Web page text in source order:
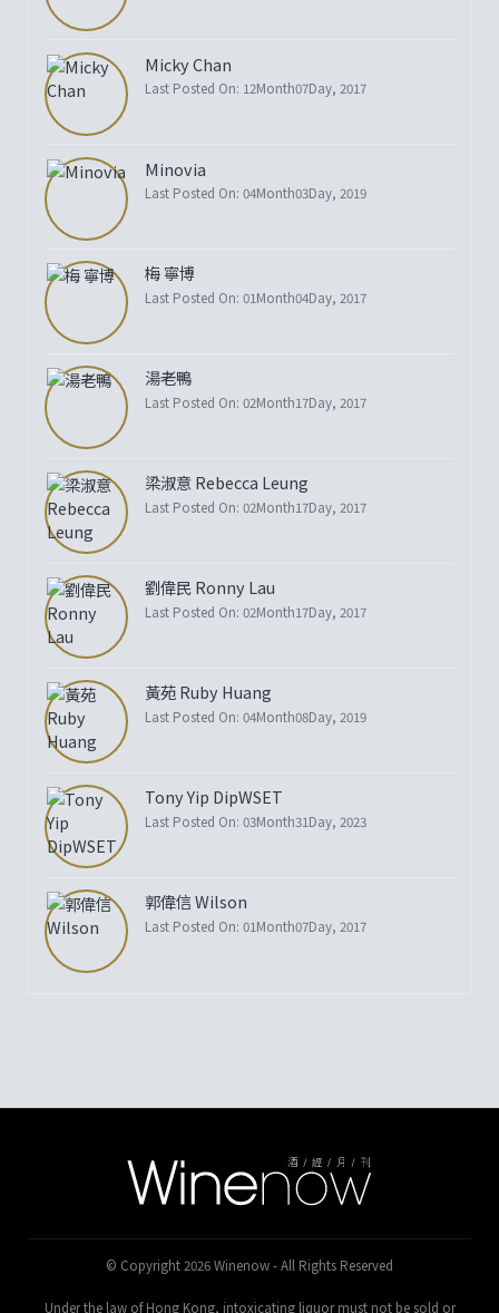
Micky Chan
Last Posted On: 12Month07Day, 2017
Minovia
Last Posted On: 04Month03Day, 2019
梅 寧博
Last Posted On: 01Month04Day, 2017
湯老鴨
Last Posted On: 02Month17Day, 2017
梁淑意 Rebecca Leung
Last Posted On: 02Month17Day, 2017
劉偉民 Ronny Lau
Last Posted On: 02Month17Day, 2017
黃苑 Ruby Huang
Last Posted On: 04Month08Day, 2019
Tony Yip DipWSET
Last Posted On: 03Month31Day, 2023
郭偉信 Wilson
Last Posted On: 01Month07Day, 2017
© Copyright 2026 Winenow - All Rights Reserved
Under the law of Hong Kong, intoxicating liquor must not be sold or